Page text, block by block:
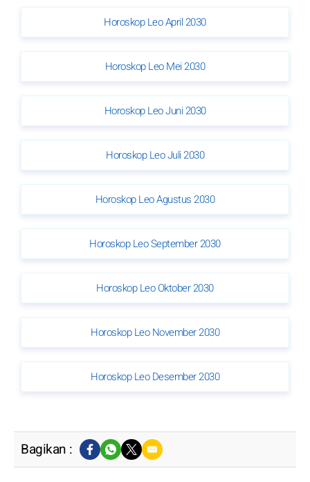
Horoskop Leo April 2030
Horoskop Leo Mei 2030
Horoskop Leo Juni 2030
Horoskop Leo Juli 2030
Horoskop Leo Agustus 2030
Horoskop Leo September 2030
Horoskop Leo Oktober 2030
Horoskop Leo November 2030
Horoskop Leo Desember 2030
Bagikan :